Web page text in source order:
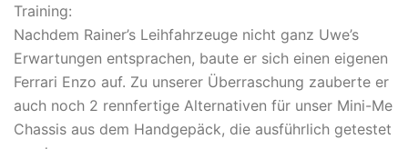
Training:
Nachdem Rainer’s Leihfahrzeuge nicht ganz Uwe’s
Erwartungen entsprachen, baute er sich einen eigenen
Ferrari Enzo auf. Zu unserer Überraschung zauberte er
auch noch 2 rennfertige Alternativen für unser Mini-Me
Chassis aus dem Handgepäck, die ausführlich getestet